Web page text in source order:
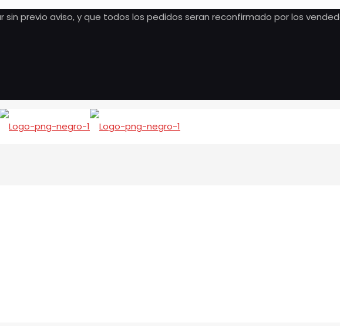
sin previo aviso, y que todos los pedidos seran reconfirmado por los